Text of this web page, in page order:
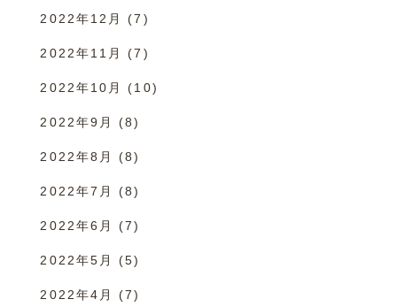
2022年12月 (7)
2022年11月 (7)
2022年10月 (10)
2022年9月 (8)
2022年8月 (8)
2022年7月 (8)
2022年6月 (7)
2022年5月 (5)
2022年4月 (7)